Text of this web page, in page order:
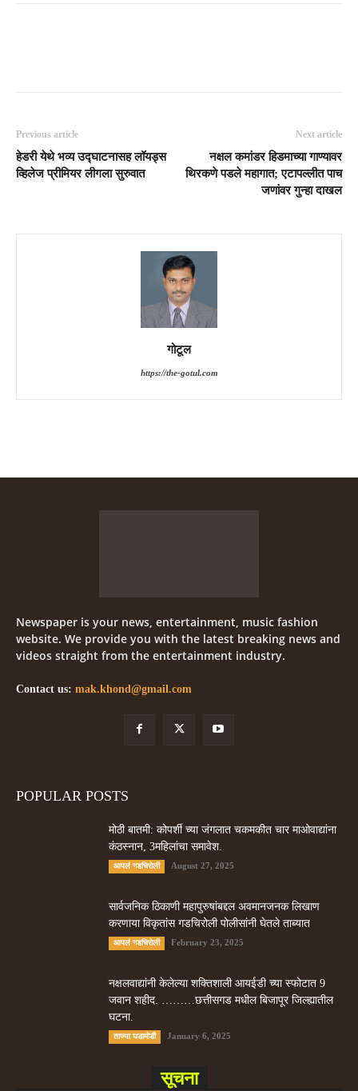
Previous article
हेडरी येथे भव्य उद्घाटनासह लॉयड्स
व्हिलेज प्रीमियर लीगला सुरुवात
Next article
नक्षल कमांडर हिडमाच्या गाण्यावर
थिरकणे पडले महागात; एटापल्लीत पाच
जणांवर गुन्हा दाखल
गोटूल
https://the-gotul.com
Newspaper is your news, entertainment, music fashion
website. We provide you with the latest breaking news and
videos straight from the entertainment industry.
Contact us: mak.khond@gmail.com
POPULAR POSTS
मोठी बातमी: कोपर्शी च्या जंगलात चकमकीत चार माओवाद्यांना
कंठस्नान, 3महिलांचा समावेश.
आपलं गडचिरोली August 27, 2025
सार्वजनिक ठिकाणी महापुरुषांबद्दल अवमानजनक लिखाण
करणा­या विकृतांस गडचिरोली पोलीसांनी घेतले ताब्यात
आपलं गडचिरोली February 23, 2025
नक्षलवाद्यांनी केलेल्या शक्तिशाली आयईडी च्या स्फोटात 9
जवान शहीद. ………छत्तीसगड मधील बिजापूर जिल्ह्यातील
घटना.
ताज्या घडामोडी January 6, 2025
सूचना